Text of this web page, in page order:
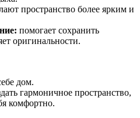
пространство более ярким и
помогает сохранить
оригинальности.
дом.
гармоничное пространство,
комфортно.